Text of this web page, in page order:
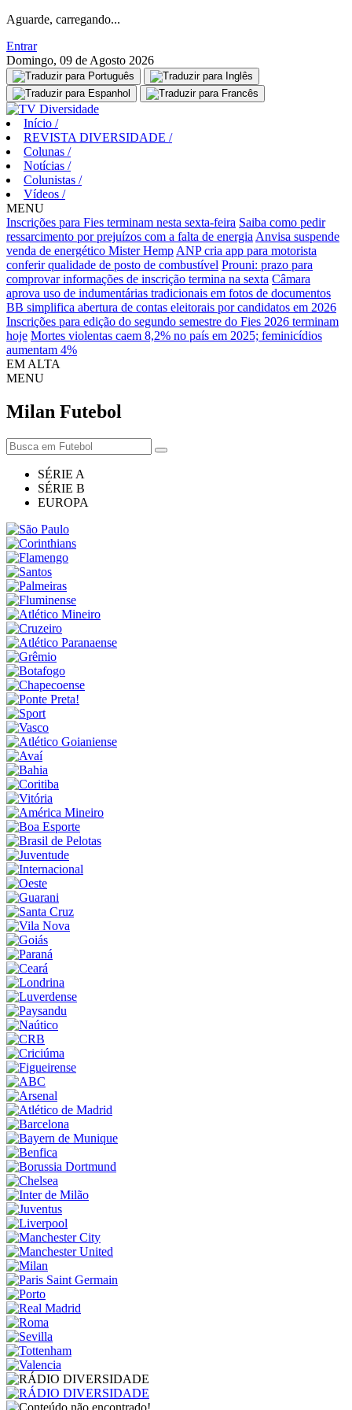
Aguarde, carregando...
Entrar
Domingo, 09 de Agosto 2026
Início /
REVISTA DIVERSIDADE /
Colunas /
Notícias /
Colunistas /
Vídeos /
MENU
Inscrições para Fies terminam nesta sexta-feira Saiba como pedir
ressarcimento por prejuízos com a falta de energia Anvisa suspende
venda de energético Mister Hemp ANP cria app para motorista
conferir qualidade de posto de combustível Prouni: prazo para
comprovar informações de inscrição termina na sexta Câmara
aprova uso de indumentárias tradicionais em fotos de documentos
BB simplifica abertura de contas eleitorais por candidatos em 2026
Inscrições para edição do segundo semestre do Fies 2026 terminam
hoje Mortes violentas caem 8,2% no país em 2025; feminicídios
aumentam 4%
EM ALTA
MENU
Milan Futebol
SÉRIE A
SÉRIE B
EUROPA